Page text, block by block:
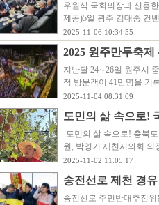
우원식 국회의장과 신용
제공)5일 광주 김대중 컨
2025-11-06 10:34:55
2025 원주만두축
지난달 24∼26일 원주시
적 방문객이 41만명을 기
2025-11-04 08:31:09
도민의 삶 속으로!
-도민의 삶 속으로! 충북
원, 박영기 제천시의회
2025-11-02 11:05:17
송전선로 제천 경
송전선로 주민반대추진